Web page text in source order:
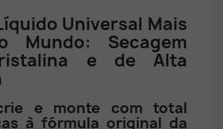
Universal Mais
Mundo: Secagem
e de Alta
e monte com total
à fórmula original da